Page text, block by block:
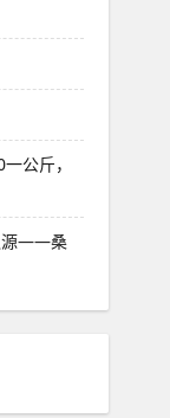
公斤，
源——桑